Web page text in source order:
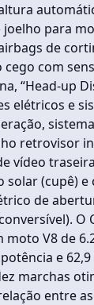
para
de
com
“Head-up
elétricos e
retrovisor
vídeo
(cupê) e
de
O
V8 de
e
marchas
entre